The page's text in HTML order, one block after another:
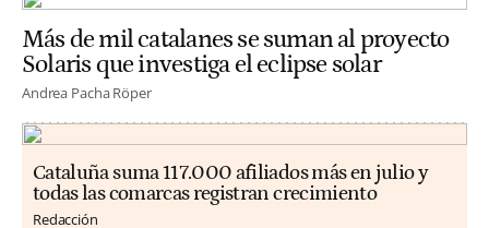
Más de mil catalanes se suman al proyecto
Solaris que investiga el eclipse solar
Andrea Pacha Röper
Cataluña suma 117.000 afiliados más en julio y
todas las comarcas registran crecimiento
Redacción